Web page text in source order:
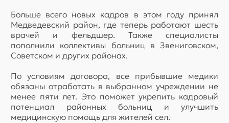
Больше всего новых кадров в этом году принял
Медведевский район, где теперь работают шесть
врачей и фельдшер. Также специалисты
пополнили коллективы больниц в Звениговском,
Советском и других районах.
По условиям договора, все прибывшие медики
обязаны отработать в выбранном учреждении не
менее пяти лет. Это поможет укрепить кадровый
потенциал районных больниц и улучшить
медицинскую помощь для жителей сел.